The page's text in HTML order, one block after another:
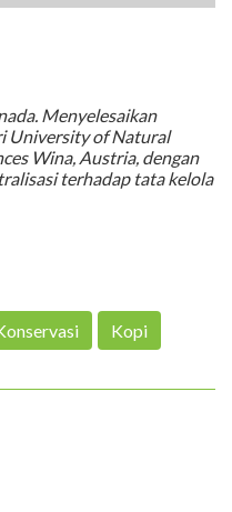
Menyelesaikan
University of Natural
Wina, Austria, dengan
terhadap tata kelola
Kopi